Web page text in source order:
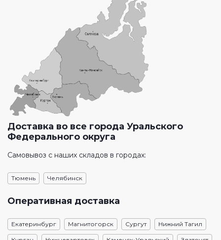
Доставка во все города Уральского
Федерального округа
Самовывоз с наших складов в городах:
Тюмень Челябинск
Оперативная доставка
Екатеринбург Магнитогорск Сургут Нижний Тагил